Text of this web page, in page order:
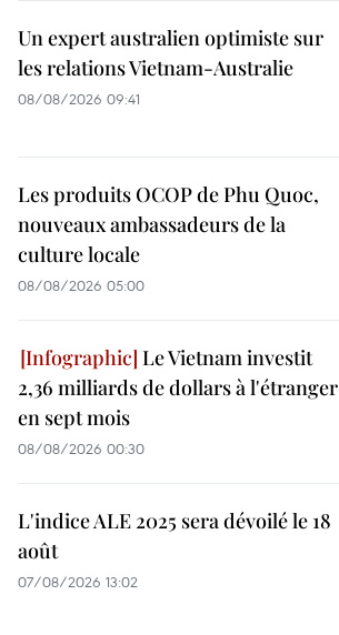
Un expert australien optimiste sur
les relations Vietnam-Australie
08/08/2026 09:41
Les produits OCOP de Phu Quoc,
nouveaux ambassadeurs de la
culture locale
08/08/2026 05:00
Le Vietnam investit
2,36 milliards de dollars à l'étranger
en sept mois
08/08/2026 00:30
L'indice ALE 2025 sera dévoilé le 18
août
07/08/2026 13:02